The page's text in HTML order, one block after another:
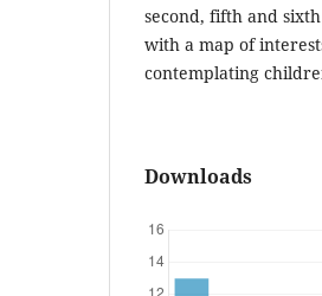
second, fifth and
with a map of
contemplating
Downloads